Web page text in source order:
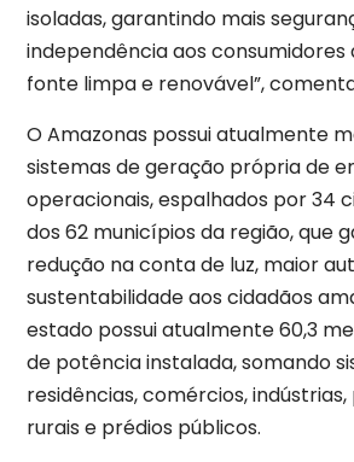
isoladas, garantindo mais
independência aos
fonte limpa e renovável”,
O Amazonas possui atualmente
sistemas de geração própria de
operacionais, espalhados por 34
dos 62 municípios da região, que
redução na conta de luz, maior
sustentabilidade aos cidadãos
estado possui atualmente 60,3
de potência instalada, somando
residências, comércios,
rurais e prédios públicos.